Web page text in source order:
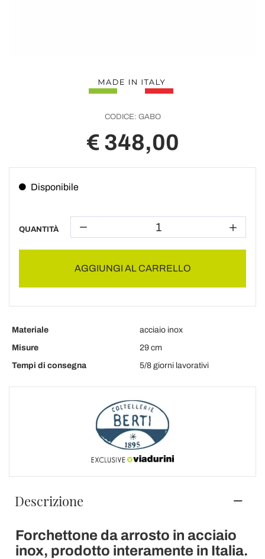
CODICE: GABO
€ 348,00
Disponibile
QUANTITÀ
AGGIUNGI AL CARRELLO
Materiale
acciaio inox
Misure
29 cm
Tempi di consegna
5/8 giorni lavorativi
Descrizione
Forchettone da arrosto in acciaio
inox, prodotto interamente in Italia.